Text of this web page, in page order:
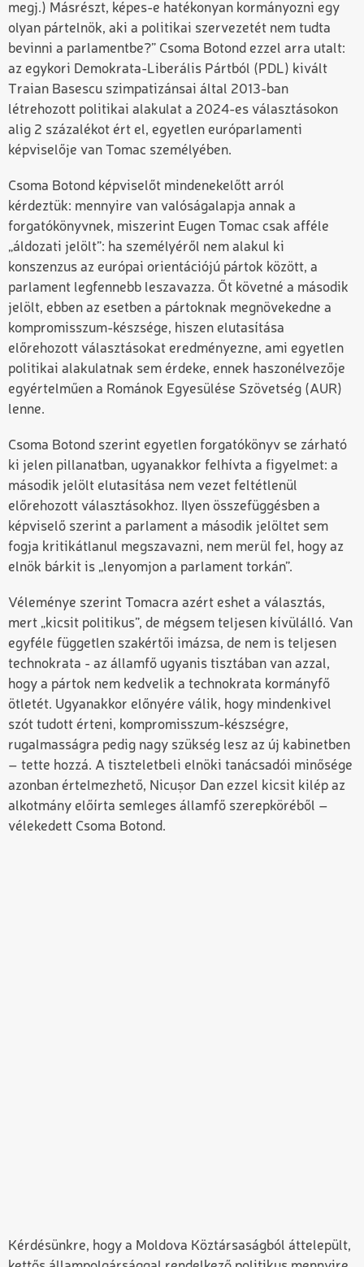
megj.) Másrészt, képes-e hatékonyan kormányozni egy
olyan pártelnök, aki a politikai szervezetét nem tudta
bevinni a parlamentbe?” Csoma Botond ezzel arra utalt:
az egykori Demokrata-Liberális Pártból (PDL) kivált
Traian Basescu szimpatizánsai által 2013-ban
létrehozott politikai alakulat a 2024-es választásokon
alig 2 százalékot ért el, egyetlen európarlamenti
képviselője van Tomac személyében.
Csoma Botond képviselőt mindenekelőtt arról
kérdeztük: mennyire van valóságalapja annak a
forgatókönyvnek, miszerint Eugen Tomac csak afféle
„áldozati jelölt”: ha személyéről nem alakul ki
konszenzus az európai orientációjú pártok között, a
parlament legfennebb leszavazza. Őt követné a második
jelölt, ebben az esetben a pártoknak megnövekedne a
kompromisszum-készsége, hiszen elutasítása
előrehozott választásokat eredményezne, ami egyetlen
politikai alakulatnak sem érdeke, ennek haszonélvezője
egyértelműen a Románok Egyesülése Szövetség (AUR)
lenne.
Csoma Botond szerint egyetlen forgatókönyv se zárható
ki jelen pillanatban, ugyanakkor felhívta a figyelmet: a
második jelölt elutasítása nem vezet feltétlenül
előrehozott választásokhoz. Ilyen összefüggésben a
képviselő szerint a parlament a második jelöltet sem
fogja kritikátlanul megszavazni, nem merül fel, hogy az
elnök bárkit is „lenyomjon a parlament torkán”.
Véleménye szerint Tomacra azért eshet a választás,
mert „kicsit politikus”, de mégsem teljesen kívülálló. Van
egyféle független szakértői imázsa, de nem is teljesen
technokrata - az államfő ugyanis tisztában van azzal,
hogy a pártok nem kedvelik a technokrata kormányfő
ötletét. Ugyanakkor előnyére válik, hogy mindenkivel
szót tudott érteni, kompromisszum-készségre,
rugalmasságra pedig nagy szükség lesz az új kabinetben
– tette hozzá. A tiszteletbeli elnöki tanácsadói minősége
azonban értelmezhető, Nicușor Dan ezzel kicsit kilép az
alkotmány előírta semleges államfő szerepköréből –
vélekedett Csoma Botond.
Kérdésünkre, hogy a Moldova Köztársaságból áttelepült,